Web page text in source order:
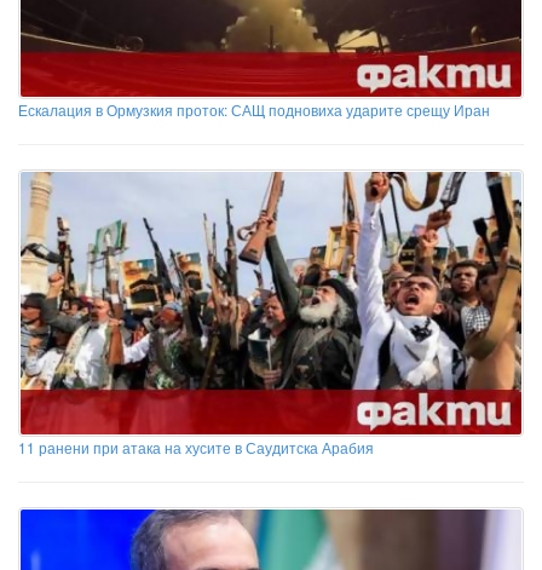
Ескалация в Ормузкия проток: САЩ подновиха ударите срещу Иран
11 ранени при атака на хусите в Саудитска Арабия